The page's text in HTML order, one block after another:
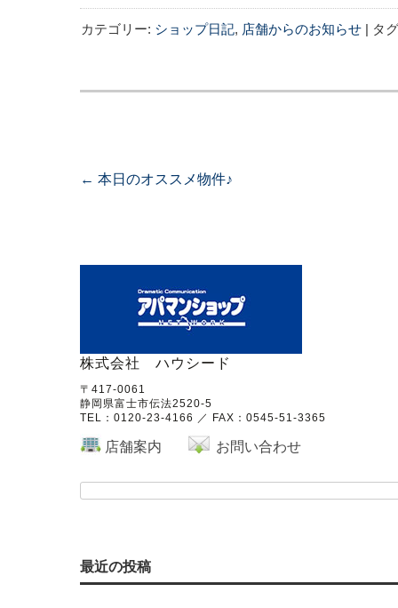
カテゴリー: ショップ日記, 店舗からのお知らせ| タ
投稿ナビゲーション
← 本日のオススメ物件♪
株式会社 ハウシード
〒417-0061
静岡県富士市伝法2520-5
TEL： 0120-23-4166 ／ FAX：0545-51-3365
店舗案内 お問い合わせ
最近の投稿